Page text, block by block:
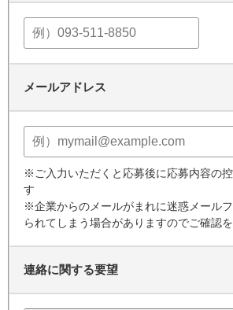
メールアドレス
※ご入力いただくと応募後に応募内容の
す
※企業からのメールがまれに迷惑メール
られてしまう場合がありますのでご確認
連絡に関する要望